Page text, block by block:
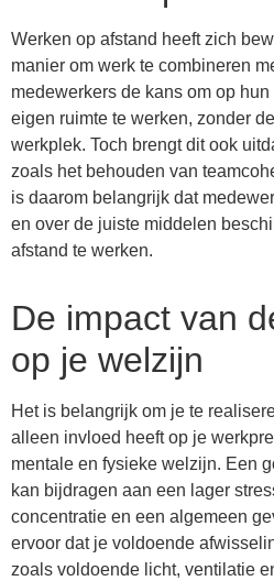
Werken op afstand heeft zich
manier om werk te combineren
medewerkers de kans om op
eigen ruimte te werken, zonder
werkplek. Toch brengt dit ook
zoals het behouden van
is daarom belangrijk dat
en over de juiste middelen
afstand te werken.
De impact van
op je welzijn
Het is belangrijk om je te
alleen invloed heeft op je
mentale en fysieke welzijn. Een
kan bijdragen aan een lager
concentratie en een algemeen
ervoor dat je voldoende
zoals voldoende licht, ventilatie